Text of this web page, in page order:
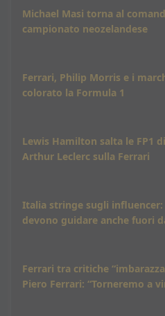
Michael Masi torna al
campionato neozelandese
Ferrari, Philip Morris e i
colorato la Formula 1
Lewis Hamilton salta le FP1
Arthur Leclerc sulla Ferrari
Italia stringe sugli influencer:
devono guidare anche fuori
Ferrari tra critiche
Piero Ferrari: “Torneremo a